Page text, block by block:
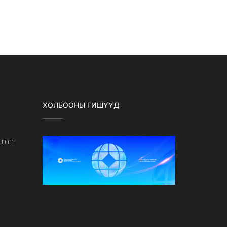
ХОЛБООНЫ ГИШҮҮД